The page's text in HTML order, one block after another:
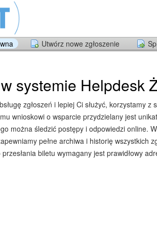
Utwórz nowe zgłoszenie
systemie Helpdesk
zgłoszeń i lepiej Ci służyć, korzystamy z
wnioskowi o wsparcie przydzielany jest
można śledzić postępy i odpowiedzi online.
pełne archiwa i historię wszystkich
biletu wymagany jest prawidłowy